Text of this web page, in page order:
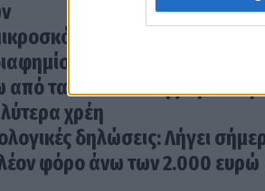
της εφορίας οι
τα 3 δισ.€ οι
χρέη
δηλώσεις: Λήγει
φόρο άνω των 2.000 ευρώ